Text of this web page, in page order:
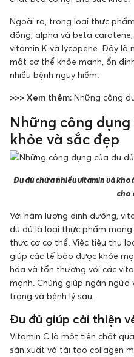
Ngoài ra, trong loại thực
đồng, alpha và beta
vitamin K và lycopene. Đây là
một cơ thể khỏe mạnh, ổn
nhiều bệnh nguy hiểm.
>>> Xem thêm: Những công
Những công
khỏe và sắc đẹp
Đu đủ chứa nhiều vitamin và
cho
Với hàm lượng dinh dưỡng,
đu đủ là loại thực phẩm
thực cơ cơ thể. Việc tiêu thụ
giúp các tế bào được khỏe
hóa và tổn thương với các
mạnh. Chúng giúp ngăn
trạng và bệnh lý sau.
Đu đủ giúp cải thiện
Vitamin C là một tiền chất
sản xuất và tái tạo collagen